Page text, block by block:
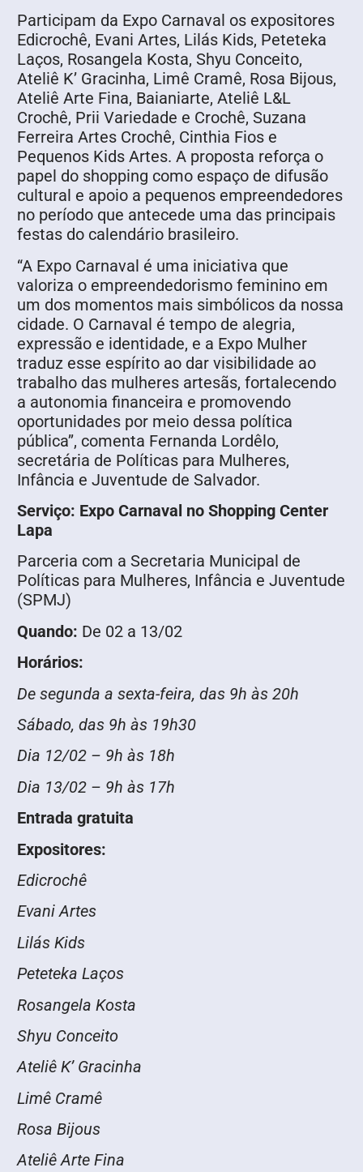
Participam da Expo Carnaval os expositores
Edicrochê, Evani Artes, Lilás Kids, Peteteka
Laços, Rosangela Kosta, Shyu Conceito,
Ateliê K’ Gracinha, Limê Cramê, Rosa Bijous,
Ateliê Arte Fina, Baianiarte, Ateliê L&L
Crochê, Prii Variedade e Crochê, Suzana
Ferreira Artes Crochê, Cinthia Fios e
Pequenos Kids Artes. A proposta reforça o
papel do shopping como espaço de difusão
cultural e apoio a pequenos empreendedores
no período que antecede uma das principais
festas do calendário brasileiro.
“A Expo Carnaval é uma iniciativa que
valoriza o empreendedorismo feminino em
um dos momentos mais simbólicos da nossa
cidade. O Carnaval é tempo de alegria,
expressão e identidade, e a Expo Mulher
traduz esse espírito ao dar visibilidade ao
trabalho das mulheres artesãs, fortalecendo
a autonomia financeira e promovendo
oportunidades por meio dessa política
pública’’, comenta Fernanda Lordêlo,
secretária de Políticas para Mulheres,
Infância e Juventude de Salvador.
Serviço: Expo Carnaval no Shopping Center
Lapa
Parceria com a Secretaria Municipal de
Políticas para Mulheres, Infância e Juventude
(SPMJ)
Quando: De 02 a 13/02
Horários:
De segunda a sexta-feira, das 9h às 20h
Sábado, das 9h às 19h30
Dia 12/02 – 9h às 18h
Dia 13/02 – 9h às 17h
Entrada gratuita
Expositores:
Edicrochê
Evani Artes
Lilás Kids
Peteteka Laços
Rosangela Kosta
Shyu Conceito
Ateliê K’ Gracinha
Limê Cramê
Rosa Bijous
Ateliê Arte Fina